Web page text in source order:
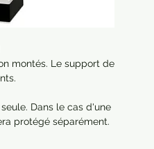
montés. Le support de
Dans le cas d'une
protégé séparément.